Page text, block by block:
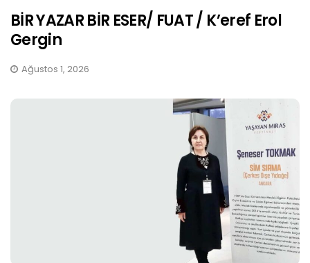
BİR YAZAR BİR ESER/ FUAT / K’eref Erol
Gergin
Ağustos 1, 2026